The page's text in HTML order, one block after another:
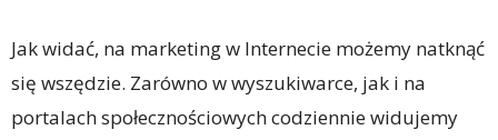
Jak widać, na marketing w Internecie możemy natknąć
się wszędzie. Zarówno w wyszukiwarce, jak i na
portalach społecznościowych codziennie widujemy